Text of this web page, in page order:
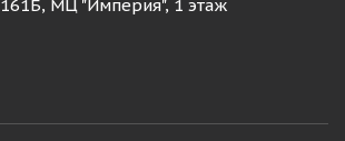
161Б, МЦ "Империя", 1 этаж